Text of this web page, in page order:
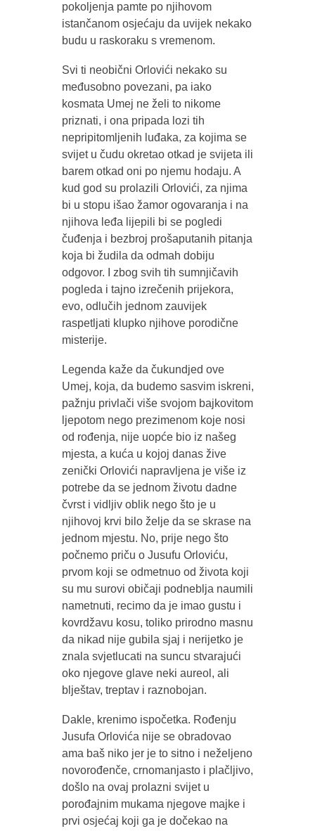
pokoljenja pamte po njihovom
istančanom osjećaju da uvijek nekako
budu u raskoraku s vremenom.
Svi ti neobični Orlovići nekako su
međusobno povezani, pa iako
kosmata Umej ne želi to nikome
priznati, i ona pripada lozi tih
nepripitomljenih luđaka, za kojima se
svijet u čudu okretao otkad je svijeta ili
barem otkad oni po njemu hodaju. A
kud god su prolazili Orlovići, za njima
bi u stopu išao žamor ogovaranja i na
njihova leđa lijepili bi se pogledi
čuđenja i bezbroj prošaputanih pitanja
koja bi žudila da odmah dobiju
odgovor. I zbog svih tih sumnjičavih
pogleda i tajno izrečenih prijekora,
evo, odlučih jednom zauvijek
raspetljati klupko njihove porodične
misterije.
Legenda kaže da čukundjed ove
Umej, koja, da budemo sasvim iskreni,
pažnju privlači više svojom bajkovitom
ljepotom nego prezimenom koje nosi
od rođenja, nije uopće bio iz našeg
mjesta, a kuća u kojoj danas žive
zenički Orlovići napravljena je više iz
potrebe da se jednom životu dadne
čvrst i vidljiv oblik nego što je u
njihovoj krvi bilo želje da se skrase na
jednom mjestu. No, prije nego što
počnemo priču o Jusufu Orloviću,
prvom koji se odmetnuo od života koji
su mu surovi običaji podneblja naumili
nametnuti, recimo da je imao gustu i
kovrdžavu kosu, toliko prirodno masnu
da nikad nije gubila sjaj i nerijetko je
znala svjetlucati na suncu stvarajući
oko njegove glave neki aureol, ali
blještav, treptav i raznobojan.
Dakle, krenimo ispočetka. Rođenju
Jusufa Orlovića nije se obradovao
ama baš niko jer je to sitno i neželjeno
novorođenče, crnomanjasto i plačljivo,
došlo na ovaj prolazni svijet u
porođajnim mukama njegove majke i
prvi osjećaj koji ga je dočekao na